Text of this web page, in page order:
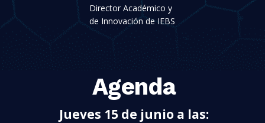
Director Académico y
de Innovación de IEBS
Agenda
Jueves 15 de junio a las: